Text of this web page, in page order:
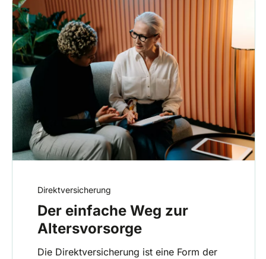
Direktversicherung
Der einfache Weg zur
Altersvorsorge
Die Direktversicherung ist eine Form der